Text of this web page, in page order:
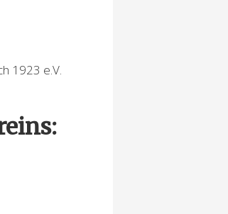
1923 e.V.